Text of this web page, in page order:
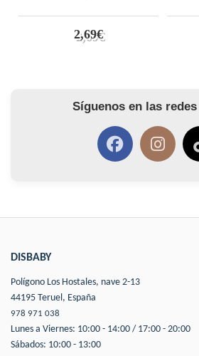
2,69€
Síguenos en las
DISBABY
Polígono Los Hostales, nave 2-13
44195 Teruel, España
978 971 038
Lunes a Viernes: 10:00 - 14:00 / 17:00 - 20:00
Sábados: 10:00 - 13:00